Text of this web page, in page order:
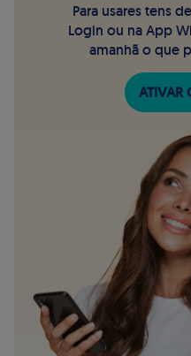
Para usares tens
Login ou na App
amanhã o que
ATIVAR